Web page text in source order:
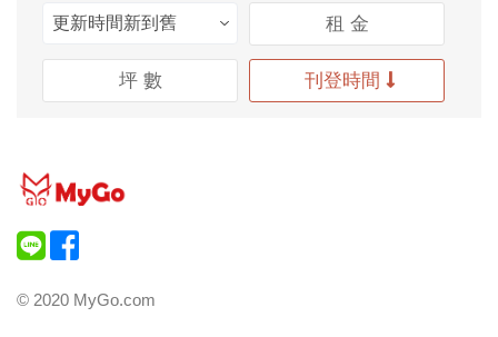
租 金
坪 數 刊登時間
© 2020 MyGo.com